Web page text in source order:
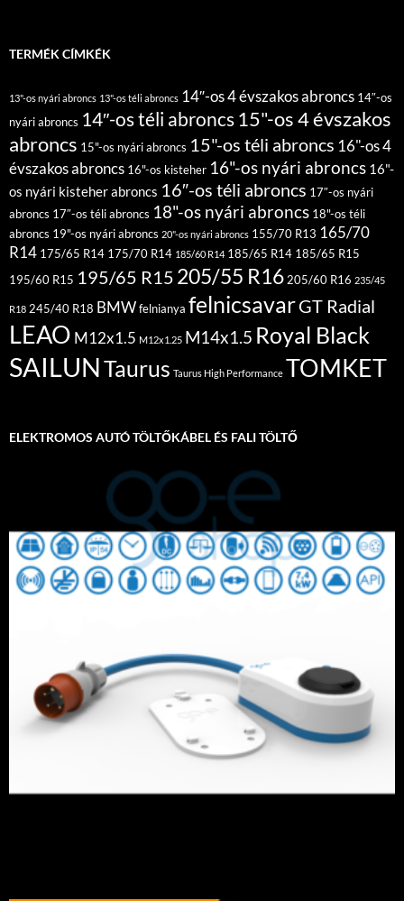
TERMÉK CÍMKÉK
13"-os nyári abroncs 13"-os téli abroncs 14″-os 4 évszakos abroncs 14″-os
nyári abroncs 14″-os téli abroncs15"-os 4 évszakos
abroncs 15"-os nyári abroncs 15"-os téli abroncs 16"-os 4
évszakos abroncs 16"-os kisteher 16"-os nyári abroncs 16"-
os nyári kisteher abroncs 16″-os téli abroncs 17″-os nyári
abroncs 17″-os téli abroncs 18"-os nyári abroncs 18"-os téli
abroncs 19"-os nyári abroncs 20"-os nyári abroncs 155/70 R13 165/70
R14 175/65 R14 175/70 R14 185/60 R14 185/65 R14 185/65 R15
195/60 R15 195/65 R15 205/55 R16 205/60 R16 235/45
R18 245/40 R18 BMWfelnianya felnicsavarGT Radial
LEAO M12x1.5 M12x1.25 M14x1.5 Royal Black
SAILUNTaurus Taurus High Performance TOMKET
ELEKTROMOS AUTÓ TÖLTŐKÁBEL ÉS FALI TÖLTŐ